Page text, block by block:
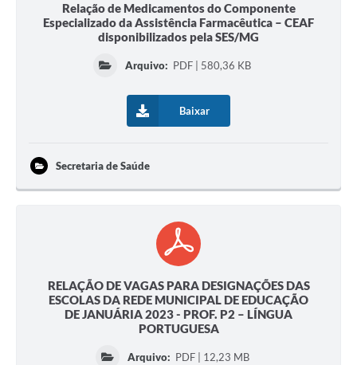
Relação de Medicamentos do Componente
Especializado da Assistência Farmacêutica – CEAF
disponibilizados pela SES/MG
Arquivo: PDF | 580,36 KB
Baixar
Secretaria de Saúde
RELAÇÃO DE VAGAS PARA DESIGNAÇÕES DAS
ESCOLAS DA REDE MUNICIPAL DE EDUCAÇÃO
DE JANUÁRIA 2023 - PROF. P2 – LÍNGUA
PORTUGUESA
Arquivo: PDF | 12,23 MB